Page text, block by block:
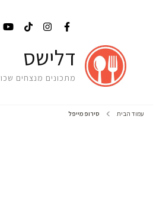
דלישס
מתכונים מנצחים
עמוד הבית סירופ מייפל